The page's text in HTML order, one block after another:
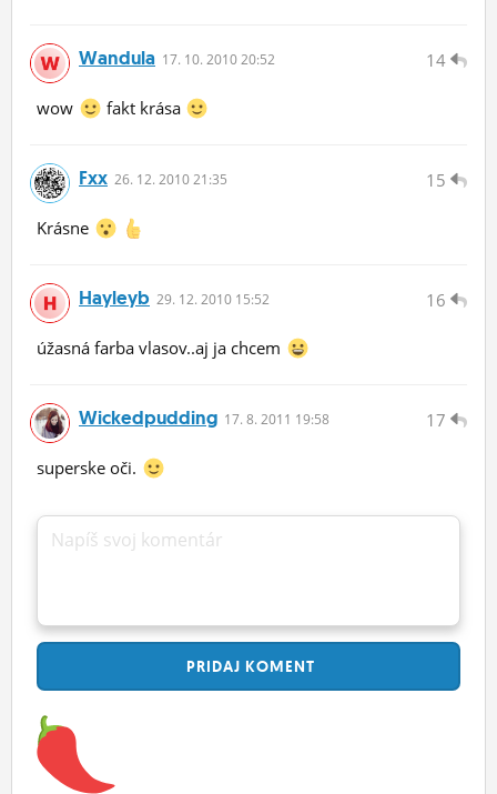
14
Wandula 17. 10. 2010 20:52
wow fakt krása
15
Fxx 26. 12. 2010 21:35
Krásne
16
Hayleyb 29. 12. 2010 15:52
úžasná farba vlasov..aj ja chcem
17
Wickedpudding 17. 8. 2011 19:58
superske oči.
Napíš svoj komentár
PRIDAJ KOMENT